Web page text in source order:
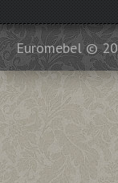
Euromebel ©